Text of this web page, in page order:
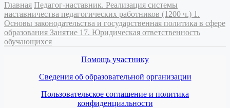
Главная Педагог-наставник. Реализация системы
наставничества педагогических работников (1200 ч.) 1.
Основы законодательства и государственная политика в сфере
образования Занятие 17. Юридическая ответственность
обучающихся
Помощь участнику
Сведения об образовательной организации
Пользовательское соглашение и политика
конфиденциальности